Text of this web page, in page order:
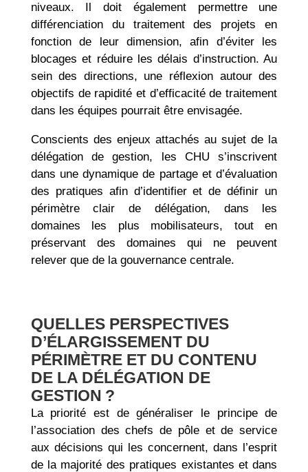
niveaux. Il doit également permettre une
différenciation du traitement des projets en
fonction de leur dimension, afin d’éviter les
blocages et réduire les délais d’instruction. Au
sein des directions, une réflexion autour des
objectifs de rapidité et d’efficacité de traitement
dans les équipes pourrait être envisagée.
Conscients des enjeux attachés au sujet de la
délégation de gestion, les CHU s’inscrivent
dans une dynamique de partage et d’évaluation
des pratiques afin d’identifier et de définir un
périmètre clair de délégation, dans les
domaines les plus mobilisateurs, tout en
préservant des domaines qui ne peuvent
relever que de la gouvernance centrale.
QUELLES PERSPECTIVES
D’ÉLARGISSEMENT DU
PÉRIMÈTRE ET DU CONTENU
DE LA DÉLÉGATION DE
GESTION ?
La priorité est de généraliser le principe de
l’association des chefs de pôle et de service
aux décisions qui les concernent, dans l’esprit
de la majorité des pratiques existantes et dans